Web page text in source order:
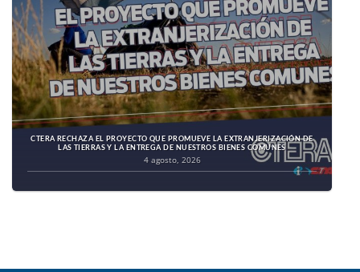
CTERA RECHAZA EL PROYECTO QUE PROMUEVE LA EXTRANJERIZACIÓN DE
LAS TIERRAS Y LA ENTREGA DE NUESTROS BIENES COMUNES
4 agosto, 2026